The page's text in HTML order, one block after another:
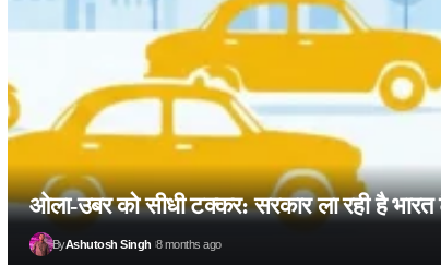
ओला-उबर को सीधी टक्कर: सरकार ला रही है भारत
ByAshutosh Singh 8 months ago